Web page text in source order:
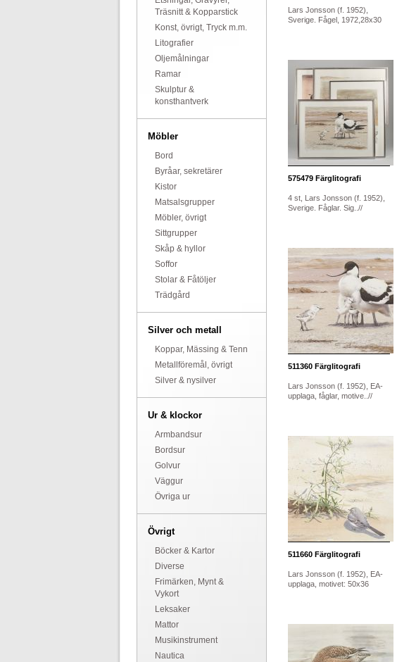
Träsnitt & Kopparstick
Konst, övrigt, Tryck m.m.
Litografier
Oljemålningar
Ramar
Skulptur &
konsthantverk
Möbler
Bord
Byråar, sekretärer
Kistor
Matsalsgrupper
Möbler, övrigt
Sittgrupper
Skåp & hyllor
Soffor
Stolar & Fåtöljer
Trädgård
Silver och metall
Koppar, Mässing & Tenn
Metallföremål, övrigt
Silver & nysilver
Ur & klockor
Armbandsur
Bordsur
Golvur
Väggur
Övriga ur
Övrigt
Böcker & Kartor
Diverse
Frimärken, Mynt &
Vykort
Leksaker
Mattor
Musikinstrument
Nautica
Lars Jonsson (f. 1952),
Sverige. Fågel, 1972,28x30
575479Färglitografi
4 st, Lars Jonsson (f. 1952),
Sverige. Fåglar. Sig..//
511360Färglitografi
Lars Jonsson (f. 1952), EA-
upplaga, fåglar, motive..//
511660Färglitografi
Lars Jonsson (f. 1952), EA-
upplaga, motivet: 50x36